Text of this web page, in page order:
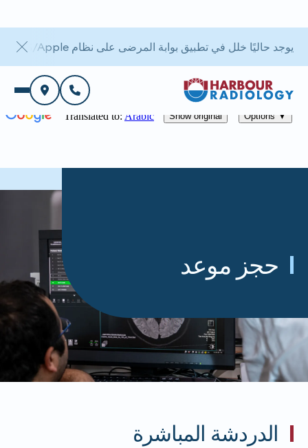
حجز موعد
الدردشة المباشرة
يوجد حاليًا خلل في تطبيق بوابة المرضى على نظام iOS/Apple. أما بوابة الويب فهي متاحة.